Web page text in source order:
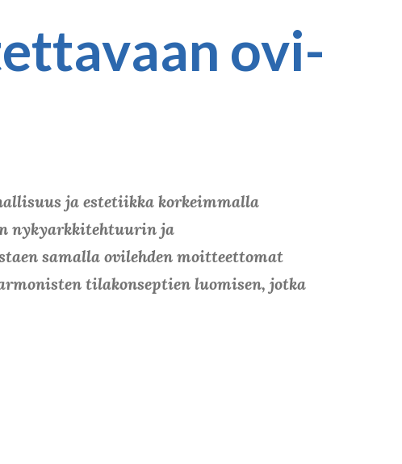
ovi-
ja estetiikka korkeimmalla
nykyarkkitehtuurin ja
samalla ovilehden moitteettomat
tilakonseptien luomisen, jotka